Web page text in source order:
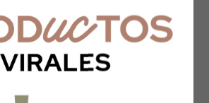
para vos!
de tu compra